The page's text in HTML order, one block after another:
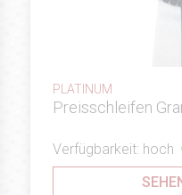
PLATINUM
Preisschleifen
Verfügbarkeit: hoch